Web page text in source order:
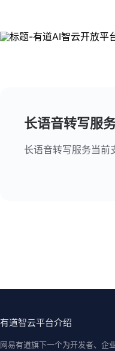
长语音转写服
长语音转写服务当前
有道智云平台介绍
网易有道旗下一个为开发者、企